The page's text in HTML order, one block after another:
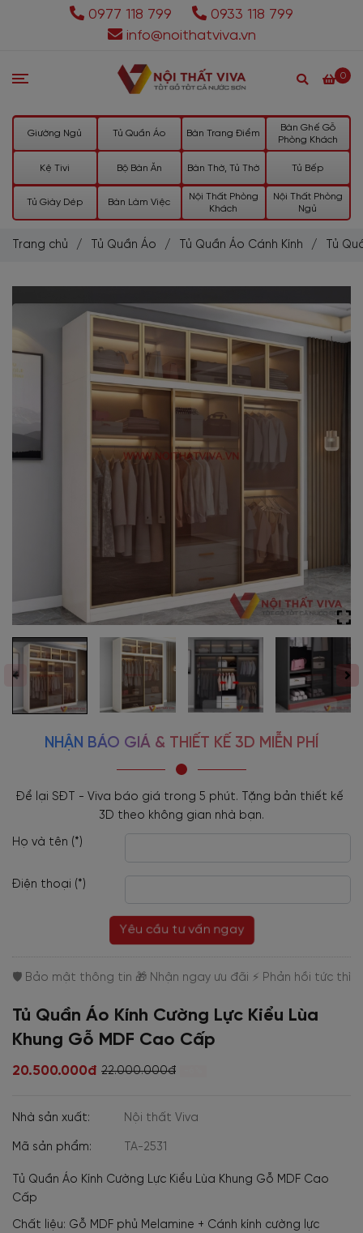
0977 118 799
0933 118 799
info@noithatviva.vn
0
Giường Ngủ Tủ Quần Áo Bàn Trang Điểm
Bàn Ghế Gỗ
Phòng Khách
Kệ Tivi Bộ Bàn Ăn Bàn Thờ, Tủ Thờ Tủ Bếp
Tủ Giày Dép Bàn Làm Việc
Nội Thất Phòng
Khách
Nội Thất Phòng
Ngủ
Trang chủ / Tủ Quần Áo / Tủ Quần Áo Cánh Kính / Tủ
NHẬN BÁO GIÁ & THIẾT KẾ 3D MIỄN PHÍ
Để lại SĐT - Viva báo giá trong 5 phút. Tặng bản thiết kế
3D theo không gian nhà bạn.
Họ và tên (*)
Điện thoại (*)
Yêu cầu tư vấn ngay
Tủ Quần Áo Kính Cường Lực Kiểu Lùa
Khung Gỗ MDF Cao Cấp
20.500.000đ 22.000.000đ
Nhà sản xuất: Nội thất Viva
Mã sản phẩm: TA-2531
Tủ Quần Áo Kính Cường Lực Kiểu Lùa Khung Gỗ MDF Cao
Cấp
Chất liệu: Gỗ MDF phủ Melamine + Cánh kính cường lực